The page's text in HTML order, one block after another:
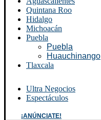
Quintana Roo
Hidalgo
Michoacán
Puebla
Puebla
Huauchinango
Tlaxcala
Ultra Negocios
Espectáculos
¡ANÚNCIATE!